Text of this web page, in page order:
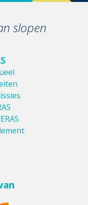
slopen